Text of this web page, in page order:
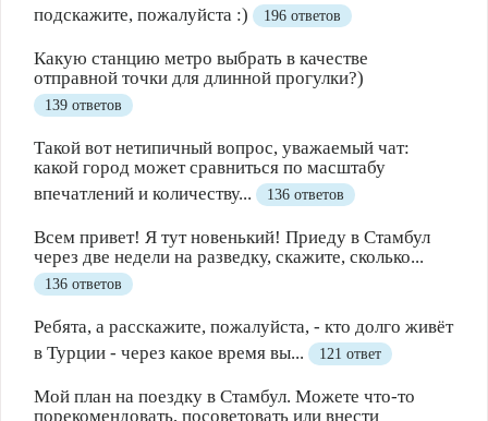
подскажите, пожалуйста :)
196 ответов
Какую станцию метро выбрать в качестве
отправной точки для длинной прогулки?)
139 ответов
Такой вот нетипичный вопрос, уважаемый чат:
какой город может сравниться по масштабу
впечатлений и количеству...
136 ответов
Всем привет! Я тут новенький! Приеду в Стамбул
через две недели на разведку, скажите, сколько...
136 ответов
Ребята, а расскажите, пожалуйста, - кто долго живёт
в Турции - через какое время вы...
121 ответ
Мой план на поездку в Стамбул. Можете что-то
порекомендовать, посоветовать или внести